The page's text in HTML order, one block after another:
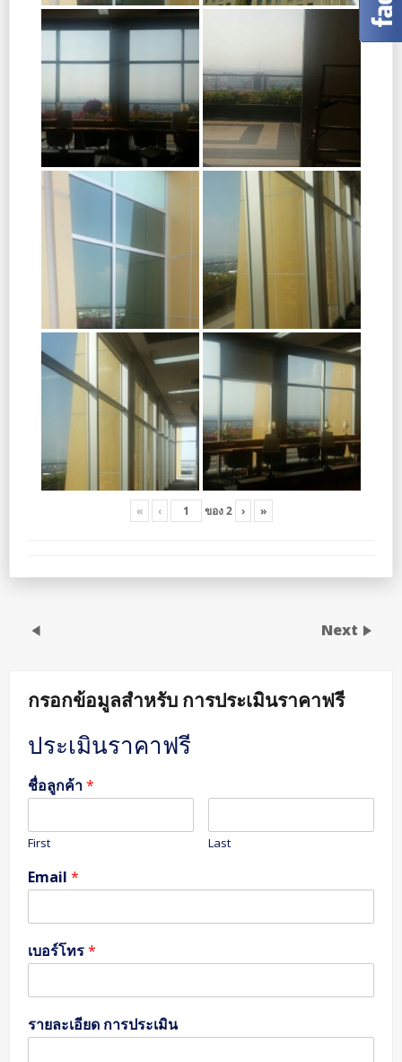
« ‹ ของ2 › »
Next
กรอกข้อมูลสำหรับ การประเมินราคาฟรี
ประเมินราคาฟรี
ชื่อลูกค้า*
First Last
Email *
เบอร์โทร*
รายละเอียด การประเมิน